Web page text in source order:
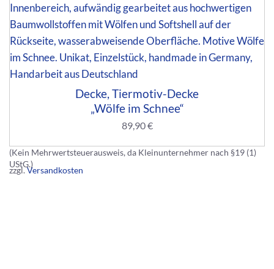
Decke, Tiermotiv-Decke
„Wölfe im Schnee“
89,90€
(Kein Mehrwertsteuerausweis, da Kleinunternehmer nach §19 (1)
UStG.)
zzgl.Versandkosten